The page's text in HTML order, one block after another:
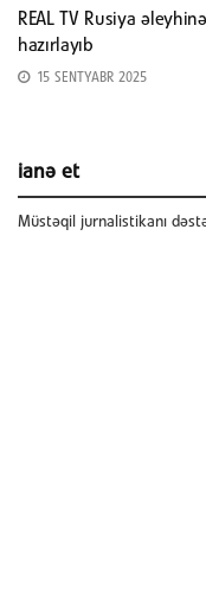
REAL TV Rusiya
hazırlayıb
15 SENTYABR 2025
ianə et
Müstəqil jurnalistikanı